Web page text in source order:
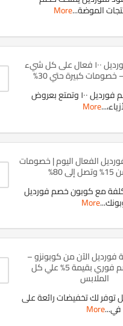
الموضة...
More
كود خصم فورديل ١٠٠ فعال على كل شيء
خصومات كبيرة حتي 30%
انسخ كود خصم فورديل ١٠٠ وتمتع بعروض
...
More
الفعال اليوم | خصومات
80%
مع كوبون خصم فورديل
...
More
الآن من كوبونزو –
وتمتع بخصم فوري بقيمة 5% علي كل
الملابس
توفر لك تخفيضات رائعة على
في...
More